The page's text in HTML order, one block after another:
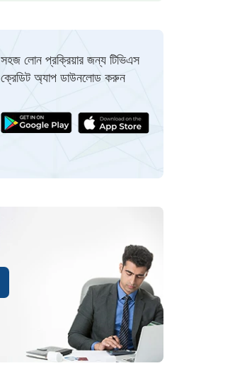
সহজ লোন প্রক্রিয়ার জন্য টিভিএস
ক্রেডিট অ্যাপ ডাউনলোড করুন